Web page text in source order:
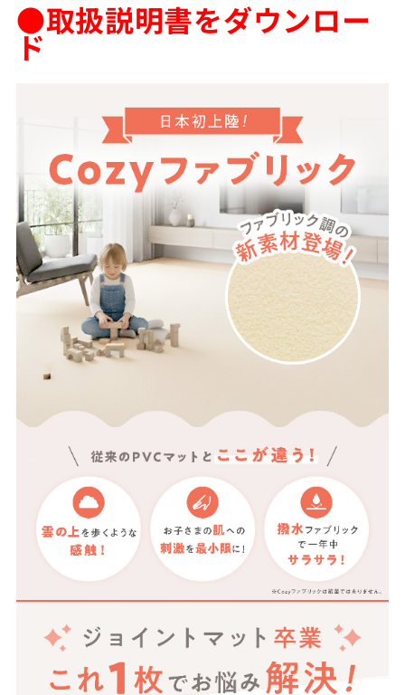
●取扱説明書をダウンロー
ド